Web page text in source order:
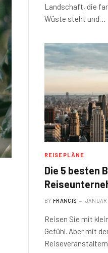
Landschaft, die
Wüste steht und…
REISEPLÄNE
Die 5 besten
BY FRANCIS
Reisen Sie mit
Gefühl. Aber mit